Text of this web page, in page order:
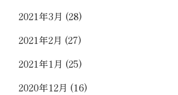
2021年3月 (28)
2021年2月 (27)
2021年1月 (25)
2020年12月 (16)